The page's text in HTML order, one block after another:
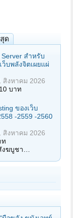
ด
สำหรับ
บพลังจิตเผยแผ่
สิงหาคม 2026
บาท
ของเว็บ
-2559 -2560
สิงหาคม 2026
ท
ฆบูชา…